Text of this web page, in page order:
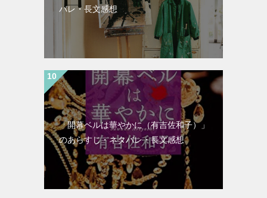
バレ・長文感想
「開幕ベルは華やかに（有吉佐和子）」
のあらすじ・ネタバレ・長文感想